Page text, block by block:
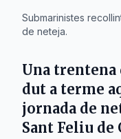
Submarinistes
de neteja.
Una trentena
dut a terme
jornada de
Sant Feliu de